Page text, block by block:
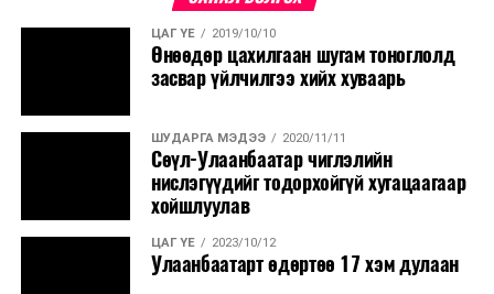
ЦАГ ҮЕ 2019/10/10
Өнөөдөр цахилгаан шугам тоноглолд
засвар үйлчилгээ хийх хуваарь
ШУДАРГА МЭДЭЭ 2020/11/11
Сөүл-Улаанбаатар чиглэлийн
нислэгүүдийг тодорхойгүй хугацаагаар
хойшлуулав
ЦАГ ҮЕ 2023/10/12
Улаанбаатарт өдөртөө 17 хэм дулаан